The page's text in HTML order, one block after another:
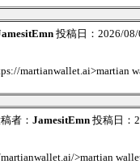
投稿日：2026/
martianwallet.ai>martian
者： JamesitEmn 投稿日：
>martian